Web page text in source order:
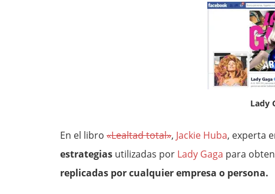
Lady
En el libro «Lealtad total», Jackie Huba, experta
estrategias utilizadas por Lady Gaga para
replicadas por cualquier empresa o persona.